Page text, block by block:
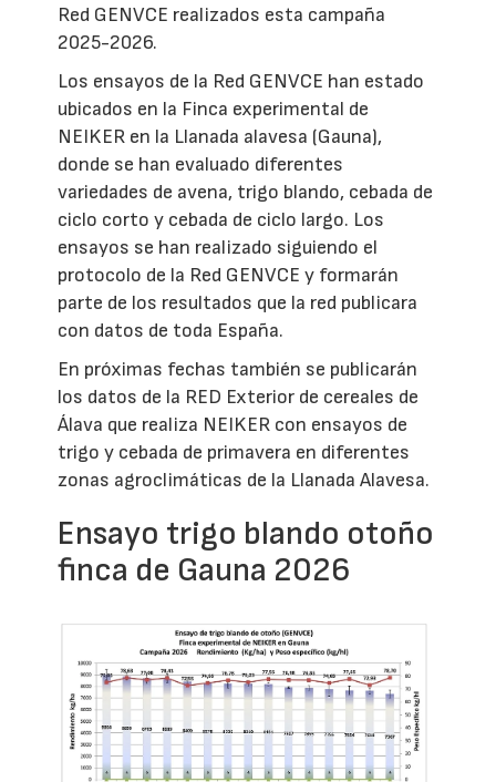
Red GENVCE realizados esta campaña
2025-2026.
Los ensayos de la Red GENVCE han estado
ubicados en la Finca experimental de
NEIKER en la Llanada alavesa (Gauna),
donde se han evaluado diferentes
variedades de avena, trigo blando, cebada de
ciclo corto y cebada de ciclo largo. Los
ensayos se han realizado siguiendo el
protocolo de la Red GENVCE y formarán
parte de los resultados que la red publicara
con datos de toda España.
En próximas fechas también se publicarán
los datos de la RED Exterior de cereales de
Álava que realiza NEIKER con ensayos de
trigo y cebada de primavera en diferentes
zonas agroclimáticas de la Llanada Alavesa.
Ensayo trigo blando otoño
finca de Gauna 2026